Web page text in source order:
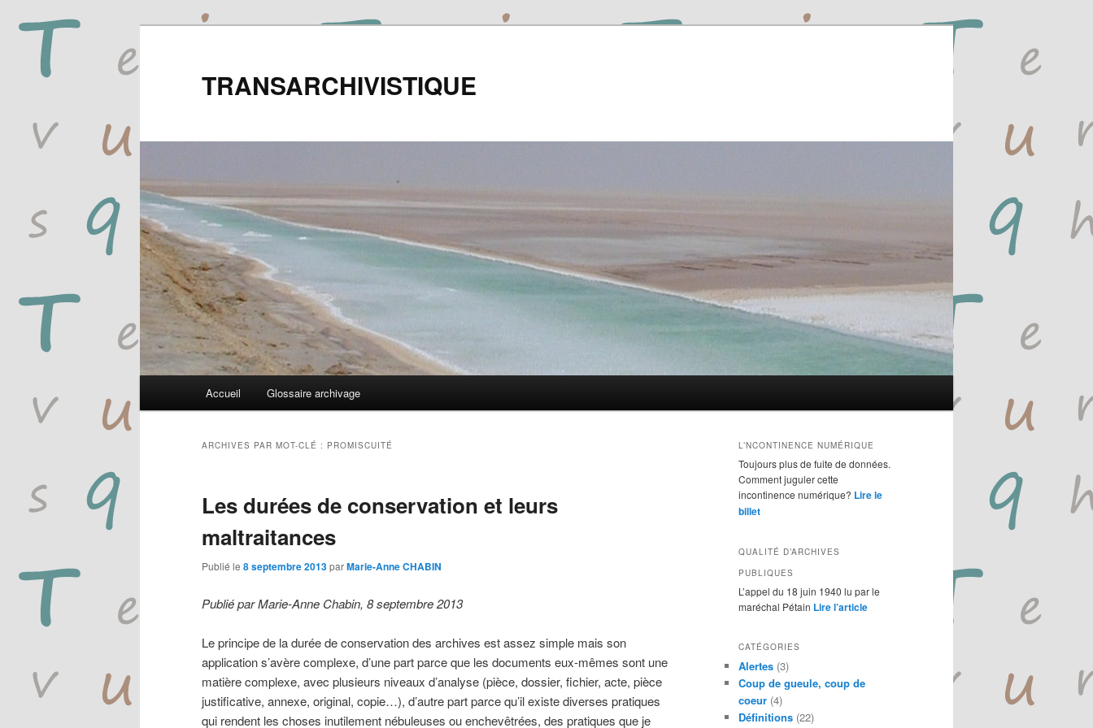
TRANSARCHIVISTIQUE
Aller
principal
Aller
secondaire
Accueil Glossaire archivage
ARCHIVES PAR MOT-CLÉ : PROMISCUITÉ
Les durées de conservation et leurs
maltraitances
Publié le 8 septembre 2013parMarie-Anne CHABIN
Publié par Marie-Anne Chabin, 8 septembre 2013
Le principe de la durée de conservation des archives est assez simple mais son
application s’avère complexe, d’une part parce que les documents eux-mêmes sont une
matière complexe, avec plusieurs niveaux d’analyse (pièce, dossier, fichier, acte, pièce
justificative, annexe, original, copie…), d’autre part parce qu’il existe diverses pratiques
qui rendent les choses inutilement nébuleuses ou enchevêtrées, des pratiques que je
L’NCONTINENCE NUMÉRIQUE
Toujours plus de fuite de données.
Comment juguler cette
incontinence numérique? Lire le
billet
QUALITÉ D’ARCHIVES
PUBLIQUES
L’appel du 18 juin 1940 lu par le
maréchal Pétain Lire l’article
CATÉGORIES
Alertes (3)
Coup de gueule, coup de
coeur (4)
Définitions (22)